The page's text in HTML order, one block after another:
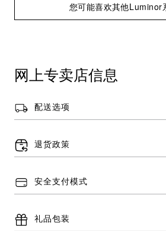
您可能喜欢其他Luminor
网上专卖店信息
配送选项
退货政策
安全支付模式
礼品包装